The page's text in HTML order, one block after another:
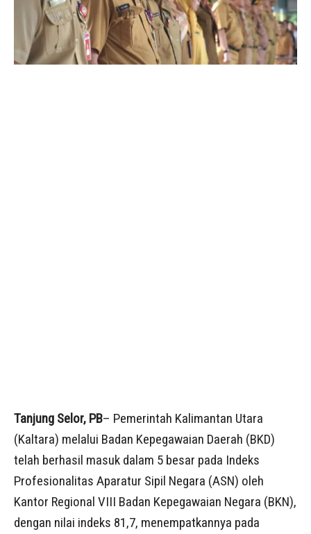
Tanjung Selor, PB– Pemerintah Kalimantan Utara
(Kaltara) melalui Badan Kepegawaian Daerah (BKD)
telah berhasil masuk dalam 5 besar pada Indeks
Profesionalitas Aparatur Sipil Negara (ASN) oleh
Kantor Regional VIII Badan Kepegawaian Negara (BKN),
dengan nilai indeks 81,7, menempatkannya pada